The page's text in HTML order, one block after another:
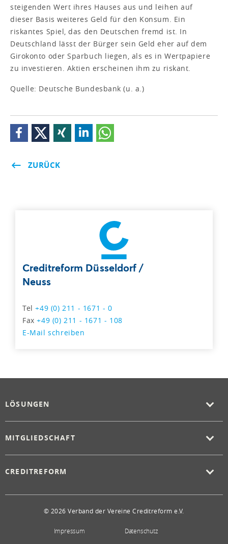
steigenden Wert ihres Hauses aus und leihen auf
dieser Basis weiteres Geld für den Konsum. Ein
riskantes Spiel, das den Deutschen fremd ist. In
Deutschland lässt der Bürger sein Geld eher auf dem
Girokonto oder Sparbuch liegen, als es in Wertpapiere
zu investieren. Aktien erscheinen ihm zu riskant.
Quelle: Deutsche Bundesbank (u. a.)
ZURÜCK
Creditreform Düsseldorf /
Neuss
Tel+49 (0) 211 - 1671 - 0
Fax+49 (0) 211 - 1671 - 108
E-Mail schreiben
LÖSUNGEN
MITGLIEDSCHAFT
CREDITREFORM
© 2026 Verband der Vereine Creditreform e.V.
Impressum
Datenschutz